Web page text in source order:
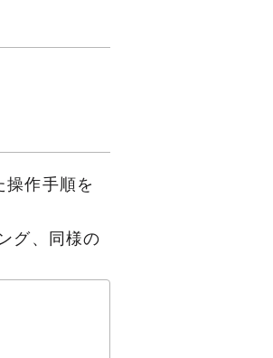
操作手順を
グ、
同様の